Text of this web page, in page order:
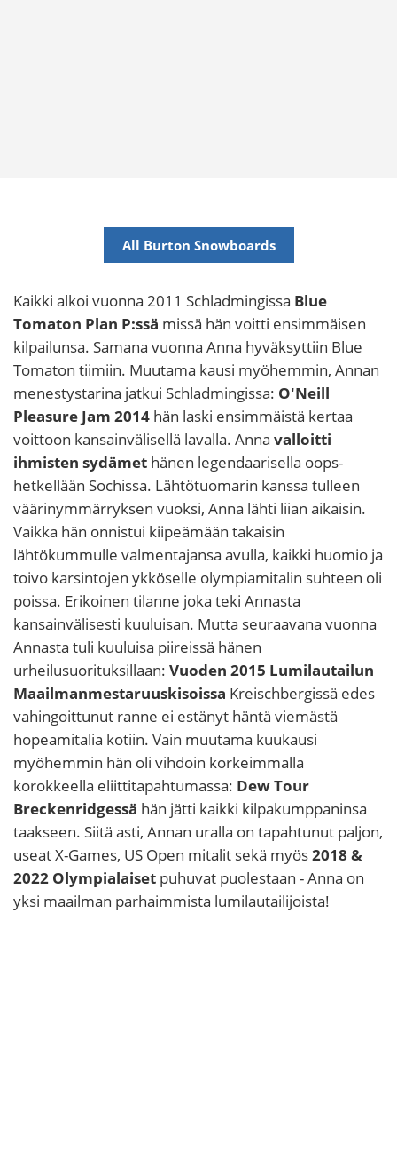
All Burton Snowboards
Kaikki alkoi vuonna 2011 Schladmingissa Blue
Tomaton Plan P:ssä missä hän voitti ensimmäisen
kilpailunsa. Samana vuonna Anna hyväksyttiin Blue
Tomaton tiimiin. Muutama kausi myöhemmin, Annan
menestystarina jatkui Schladmingissa: O'Neill
Pleasure Jam 2014 hän laski ensimmäistä kertaa
voittoon kansainvälisellä lavalla. Anna valloitti
ihmisten sydämet hänen legendaarisella oops-
hetkellään Sochissa. Lähtötuomarin kanssa tulleen
väärinymmärryksen vuoksi, Anna lähti liian aikaisin.
Vaikka hän onnistui kiipeämään takaisin
lähtökummulle valmentajansa avulla, kaikki huomio ja
toivo karsintojen ykköselle olympiamitalin suhteen oli
poissa. Erikoinen tilanne joka teki Annasta
kansainvälisesti kuuluisan. Mutta seuraavana vuonna
Annasta tuli kuuluisa piireissä hänen
urheilusuorituksillaan: Vuoden 2015 Lumilautailun
Maailmanmestaruuskisoissa Kreischbergissä edes
vahingoittunut ranne ei estänyt häntä viemästä
hopeamitalia kotiin. Vain muutama kuukausi
myöhemmin hän oli vihdoin korkeimmalla
korokkeella eliittitapahtumassa: Dew Tour
Breckenridgessä hän jätti kaikki kilpakumppaninsa
taakseen. Siitä asti, Annan uralla on tapahtunut paljon,
useat X-Games, US Open mitalit sekä myös2018 &
2022 Olympialaiset puhuvat puolestaan - Anna on
yksi maailman parhaimmista lumilautailijoista!